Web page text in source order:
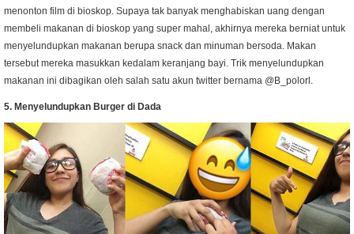
menonton film di bioskop. Supaya tak banyak menghabiskan uang dengan
membeli makanan di bioskop yang super mahal, akhirnya mereka berniat untuk
menyelundupkan makanan berupa snack dan minuman bersoda. Makan
tersebut mereka masukkan kedalam keranjang bayi. Trik menyelundupkan
makanan ini dibagikan oleh salah satu akun twitter bernama @B_polorl.
5. Menyelundupkan Burger di Dada